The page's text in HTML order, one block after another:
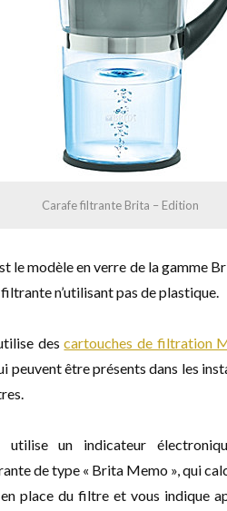
Carafe filtrante Brita – Edition
le modèle en verre de la gamme
n’utilisant pas de plastique.
descartouches de filtration
peuvent être présents dans les
un indicateur
de type « Brita Memo », qui
place du filtre et vous indique